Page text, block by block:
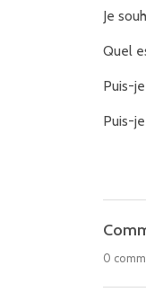
Je
Quel
Puis-
Puis-
0